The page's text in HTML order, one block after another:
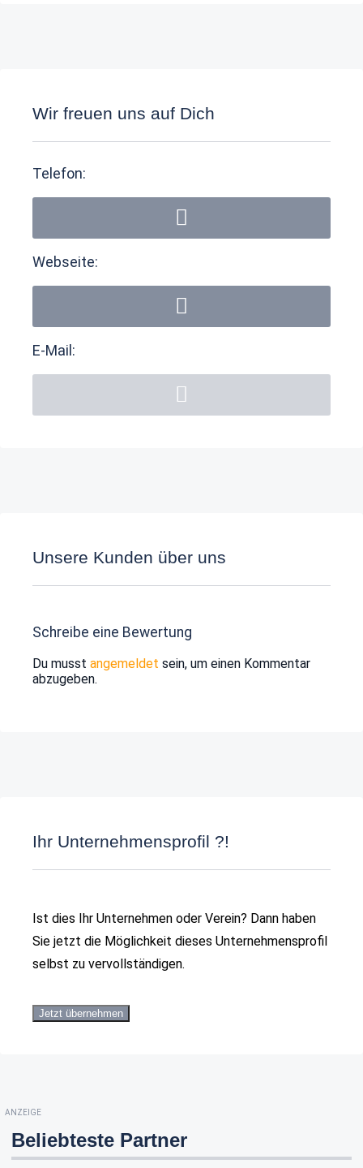
Wir freuen uns auf Dich
Telefon:
Webseite:
E-Mail:
Unsere Kunden über uns
Schreibe eine Bewertung
Du musst angemeldet sein, um einen Kommentar
abzugeben.
Ihr Unternehmensprofil ?!
Ist dies Ihr Unternehmen oder Verein? Dann haben
Sie jetzt die Möglichkeit dieses Unternehmensprofil
selbst zu vervollständigen.
Jetzt übernehmen
ANZEIGE
Beliebteste Partner